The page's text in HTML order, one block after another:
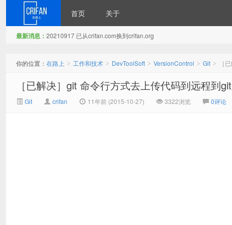
首页 关于
最新消息： 20210917 已从crifan.com换到crifan.org
你的位置： 在路上 > 工作和技术 > DevToolSoft > VersionControl > Git > ［
［已解决］git 命令行方式去上传代码到远程到
Git crifan 11年前 (2015-10-27) 3322浏览 0评论